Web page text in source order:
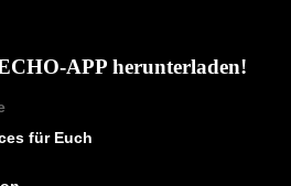
APP herunterladen!
für Euch